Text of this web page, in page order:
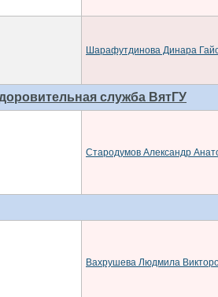
Шарафутдинова Динара
служба ВятГУ
Стародумов Александр
Вахрушева Людмила